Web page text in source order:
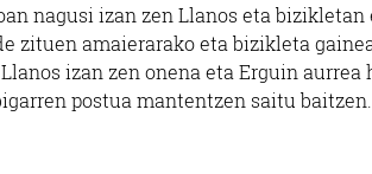
nagusi izan zen Llanos eta
zituen amaierarako eta bizikleta
izan zen onena eta Erguin
postua mantentzen saitu baitzen.